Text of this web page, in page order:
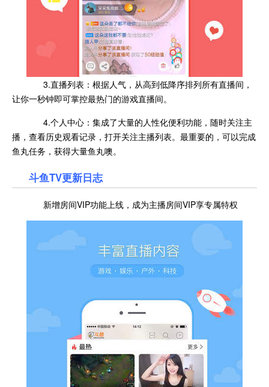
3.直播列表：根据人气，从高到低降序排列所有直播间，
让你一秒钟即可掌控最热门的游戏直播间。
4.个人中心：集成了大量的人性化便利功能，随时关注主
播，查看历史观看记录，打开关注主播列表。最重要的，可以完成
鱼丸任务，获得大量鱼丸噢。
斗鱼TV更新日志
新增房间VIP功能上线，成为主播房间VIP享专属特权